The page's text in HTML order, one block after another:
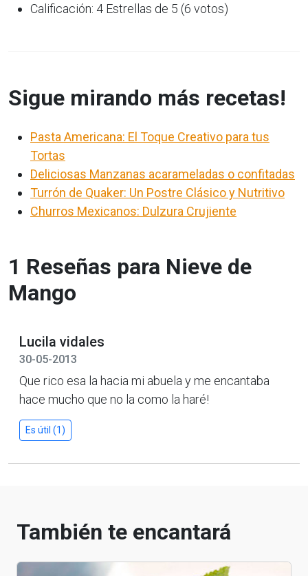
Calificación: 4 Estrellas de 5 (6 votos)
Sigue mirando más recetas!
Pasta Americana: El Toque Creativo para tus
Tortas
Deliciosas Manzanas acarameladas o confitadas
Turrón de Quaker: Un Postre Clásico y Nutritivo
Churros Mexicanos: Dulzura Crujiente
1 Reseñas para Nieve de
Mango
Lucila vidales
30-05-2013
Que rico esa la hacia mi abuela y me encantaba
hace mucho que no la como la haré!
Es útil (1)
También te encantará